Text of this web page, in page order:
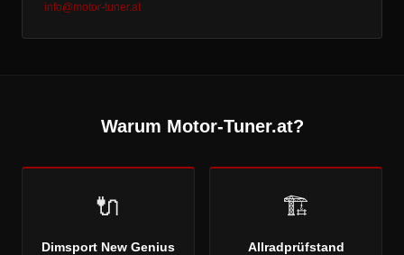
info@motor-tuner.at
Warum Motor-Tuner.at?
🔌
Dimsport New Genius
🏗
Allradprüfstand